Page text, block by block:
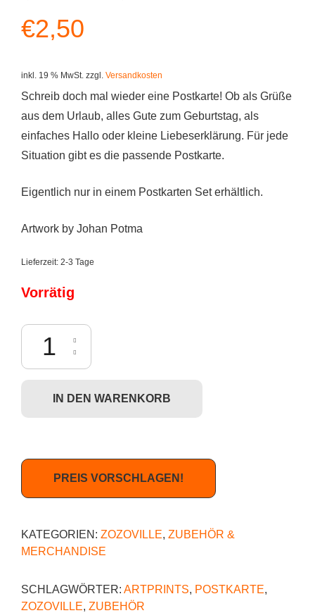
€2,50
inkl. 19 % MwSt. zzgl. Versandkosten
Schreib doch mal wieder eine Postkarte! Ob als Grüße
aus dem Urlaub, alles Gute zum Geburtstag, als
einfaches Hallo oder kleine Liebeserklärung. Für jede
Situation gibt es die passende Postkarte.
Eigentlich nur in einem Postkarten Set erhältlich.
Artwork by Johan Potma
Lieferzeit: 2-3 Tage
Vorrätig
Zozoville - Hairy Tales (Postkarte) Menge
IN DEN WARENKORB
PREIS VORSCHLAGEN!
KATEGORIEN: ZOZOVILLE, ZUBEHÖR &
MERCHANDISE
SCHLAGWÖRTER: ARTPRINTS, POSTKARTE,
ZOZOVILLE, ZUBEHÖR